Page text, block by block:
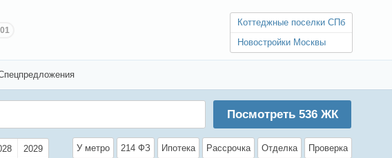
Коттеджные поселки СПб
Новостройки Москвы
Посмотреть 536ЖК
2029 У метро 214 ФЗ Ипотека Рассрочка Отделка Проверка